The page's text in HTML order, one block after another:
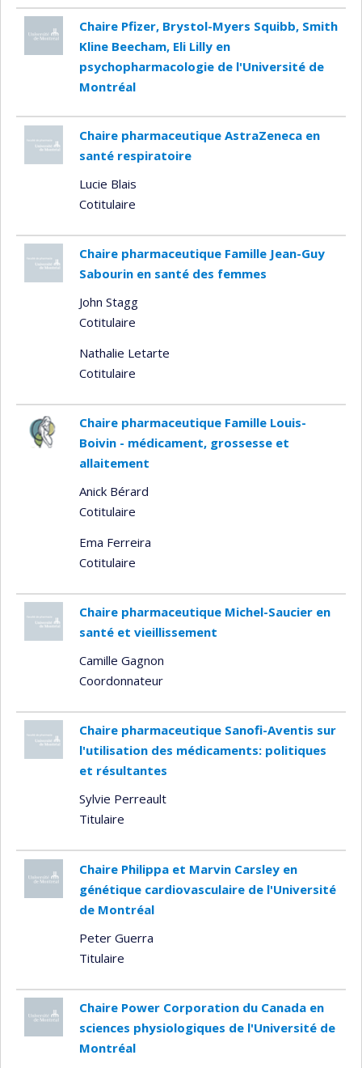
Chaire Pfizer, Brystol-Myers Squibb, Smith
Kline Beecham, Eli Lilly en
psychopharmacologie de l'Université de
Montréal
Chaire pharmaceutique AstraZeneca en
santé respiratoire
Lucie Blais
Cotitulaire
Chaire pharmaceutique Famille Jean-Guy
Sabourin en santé des femmes
John Stagg
Cotitulaire
Nathalie Letarte
Cotitulaire
Chaire pharmaceutique Famille Louis-
Boivin - médicament, grossesse et
allaitement
Anick Bérard
Cotitulaire
Ema Ferreira
Cotitulaire
Chaire pharmaceutique Michel-Saucier en
santé et vieillissement
Camille Gagnon
Coordonnateur
Chaire pharmaceutique Sanofi-Aventis sur
l'utilisation des médicaments: politiques
et résultantes
Sylvie Perreault
Titulaire
Chaire Philippa et Marvin Carsley en
génétique cardiovasculaire de l'Université
de Montréal
Peter Guerra
Titulaire
Chaire Power Corporation du Canada en
sciences physiologiques de l'Université de
Montréal